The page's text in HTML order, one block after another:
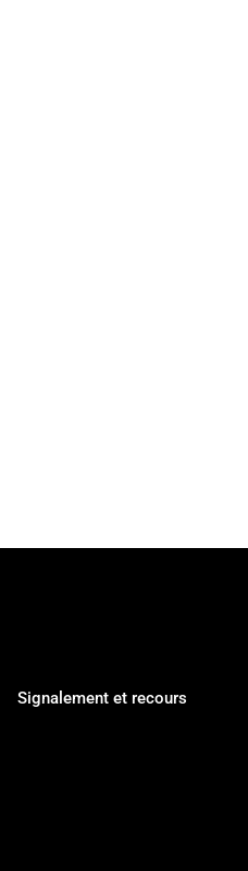
Signalement et recours